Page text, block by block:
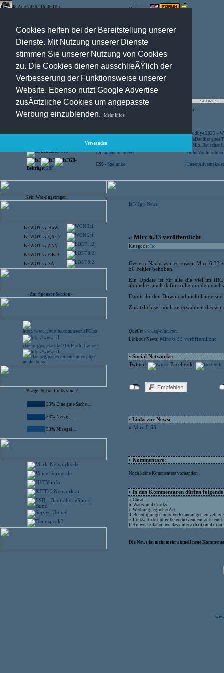
Cookies helfen bei der Bereitstellung unserer
Dienste. Mit Nutzung unserer Dienste
stimmen Sie unserer Nutzung von Cookies
zu. Die Cookies dienen ausschlieÃŸlich der
Verbesserung der Funktionsweise unserer
Website. Ebenso nutzt Google Advertise
zusÃ¤tzliche Cookies um angepasste
Werbung einzublenden.
Mehr Infos
Verstanden
08.Aug.2026 , 16:36 Uhr Optionen:
Artikel
Besucher:44447419 CS -SniperWar Server
Goodbye 2025 –
SofaDaddler goes
CS -FunYard
40 Mio. Beuscher
Benutzer: 618 CS -Mansion Server
Frohe
GB-
Beiträge: 285
CSS - Spelunke Unser
Kein War eingetragen
IsF.WOT vs. HoW 2:1
IsF.WOT vs. QSF-7 2:1
IsF.WOT vs.ANV 1:2
IsF.WOT vs. OFaH 0:2
IsF.WOT vs. SA 0:2
- Zur Sponsor Section -
Frage: Social Links sind ?
33% Eine gute Sache ...
33% Nervig ...
33% Mir egal ...
IsF-Hp > News
» Mirc 6.33 veröffentlicht
Kategorie: Irc
Gestern Nacht war es soweit Mirc
50 Fehler behoben.
Ein Update ist für alle die viel im IRC
ähnliches auch dafür sollten in den
Damit ihr den Download nicht lange
Zusätzlich sei noch zu erwähnen das
Quelle: www.isf-clan.com
Link zur News: Mirc 6.33 veröffentlicht
• Social Networks:
Twitter:
Facebook:
• Links zur News:
» Mirc 6.33
• Kommentare:
Noch keine Kommentare vorhanden
• In den Kommentaren dürfen
a. Cheats
b. Warez und Cracks
c. Werbung jeglicher Art
d. Beleidigungen oder Verleumdungen einzelner
e. Links/Texte mit volksverhetzendem,
f. Hinweise darauf wo das unter a) b) d) und e)
Die News ist nicht mehr aktuell neue